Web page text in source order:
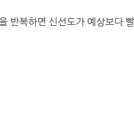
반복하면 신선도가 예상보다